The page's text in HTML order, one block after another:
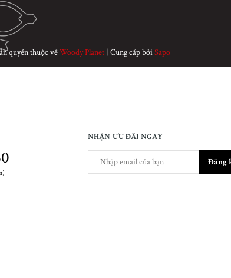
quyền thuộc vềWoody Planet | Cung cấp bởiSapo
NHẬN ƯU ĐÃI NGAY
Đăng